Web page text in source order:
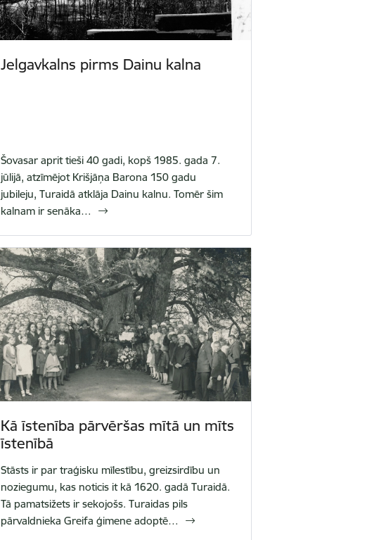
Jelgavkalns pirms Dainu kalna
Šovasar aprit tieši 40 gadi, kopš 1985. gada 7.
jūlijā, atzīmējot Krišjāņa Barona 150 gadu
jubileju, Turaidā atklāja Dainu kalnu. Tomēr šim
kalnam ir senāka…
Kā īstenība pārvēršas mītā un mīts
īstenībā
Stāsts ir par traģisku mīlestību, greizsirdību un
noziegumu, kas noticis it kā 1620. gadā Turaidā.
Tā pamatsižets ir sekojošs. Turaidas pils
pārvaldnieka Greifa ģimene adoptē…